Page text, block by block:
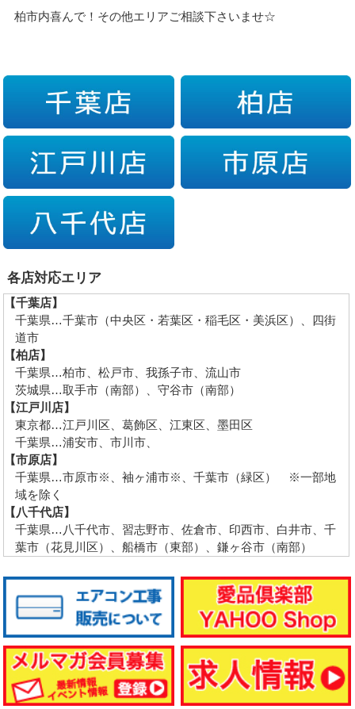
柏市内喜んで！その他エリアご相談下さいませ☆
各店対応エリア
【千葉店】
千葉県…千葉市（中央区・若葉区・稲毛区・美浜区）、四街
道市
【柏店】
千葉県…柏市、松戸市、我孫子市、流山市
茨城県…取手市（南部）、守谷市（南部）
【江戸川店】
東京都…江戸川区、葛飾区、江東区、墨田区
千葉県…浦安市、市川市、
【市原店】
千葉県…市原市※、袖ヶ浦市※、千葉市（緑区） ※一部地
域を除く
【八千代店】
千葉県…八千代市、習志野市、佐倉市、印西市、白井市、千
葉市（花見川区）、船橋市（東部）、鎌ヶ谷市（南部）